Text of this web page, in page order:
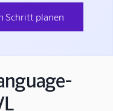
Schritt planen